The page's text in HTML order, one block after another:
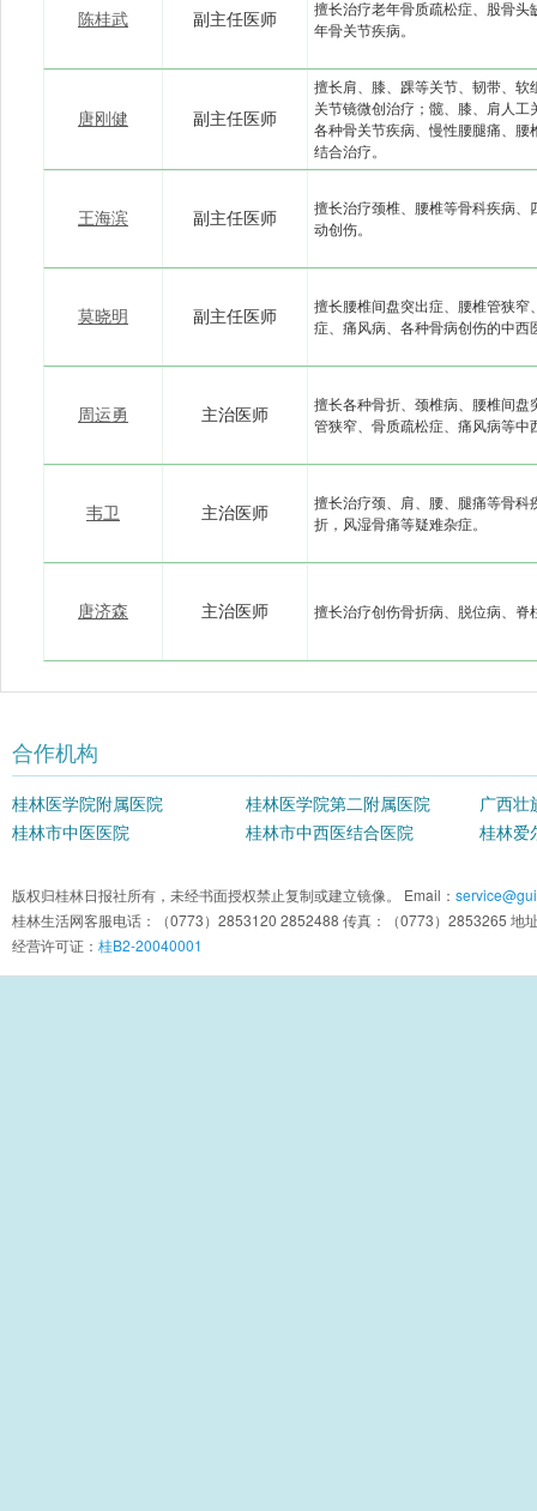
陈桂武 副主任医师
擅长治疗老年骨质疏松症、股骨头
年骨关节疾病。
唐刚健 副主任医师
擅长肩、膝、踝等关节、韧带、软
关节镜微创治疗；髋、膝、肩人工
各种骨关节疾病、慢性腰腿痛、腰
结合治疗。
王海滨 副主任医师
擅长治疗颈椎、腰椎等骨科疾病、
动创伤。
莫晓明 副主任医师
擅长腰椎间盘突出症、腰椎管狭窄
症、痛风病、各种骨病创伤的中西
周运勇 主治医师
擅长各种骨折、颈椎病、腰椎间盘
管狭窄、骨质疏松症、痛风病等中
韦卫 主治医师
擅长治疗颈、肩、腰、腿痛等骨科
折，风湿骨痛等疑难杂症。
唐济森 主治医师 擅长治疗创伤骨折病、脱位病、脊
合作机构
桂林医学院附属医院 桂林医学院第二附属医院
广西壮
院
桂林市中医医院 桂林市中西医结合医院 桂林爱
版权归桂林日报社所有，未经书面授权禁止复制或建立镜像。 Email：
桂林生活网客服电话：（0773）2853120 2852488 传真：（0773）2853265 地
经营许可证： 桂B2-20040001